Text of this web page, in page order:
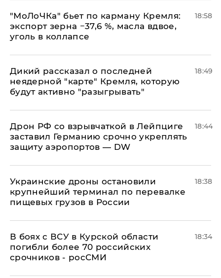
​"МоЛоЧКа" бьет по карману Кремля:
экспорт зерна −37,6 %, масла вдвое,
уголь в коллапсе
18:58
Дикий рассказал о последней
неядерной "карте" Кремля, которую
будут активно "разыгрывать"
18:49
​Дрон РФ со взрывчаткой в Лейпциге
заставил Германию срочно укреплять
защиту аэропортов — DW
18:44
Украинские дроны остановили
крупнейший терминал по перевалке
пищевых грузов в России
18:38
В боях с ВСУ в Курской области
погибли более 70 российских
срочников - росСМИ
18:34